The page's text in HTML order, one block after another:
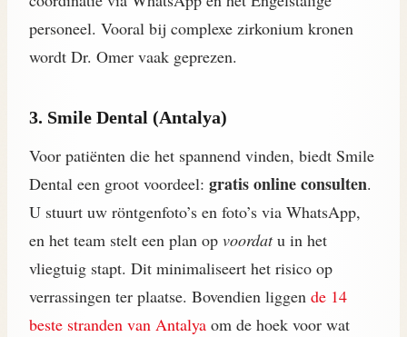
personeel. Vooral bij complexe zirkonium kronen
wordt Dr. Omer vaak geprezen.
3. Smile Dental (Antalya)
Voor patiënten die het spannend vinden, biedt Smile
Dental een groot voordeel: gratis online consulten.
U stuurt uw röntgenfoto’s en foto’s via WhatsApp,
en het team stelt een plan op voordatu in het
vliegtuig stapt. Dit minimaliseert het risico op
verrassingen ter plaatse. Bovendien liggen de 14
beste stranden van Antalya om de hoek voor wat